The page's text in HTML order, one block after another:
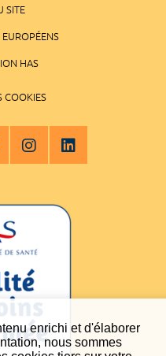
enrichi et d'élaborer
nous sommes
SITE
HAS
COOKIES